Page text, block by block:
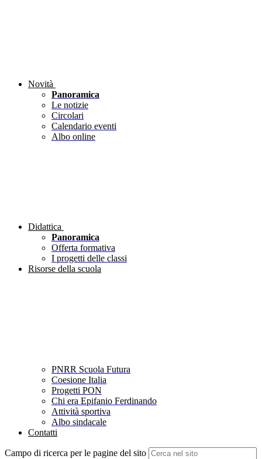
Novità
Panoramica
Le notizie
Circolari
Calendario eventi
Albo online
Didattica
Panoramica
Offerta formativa
I progetti delle classi
Risorse della scuola
PNRR Scuola Futura
Coesione Italia
Progetti PON
Chi era Epifanio Ferdinando
Attività sportiva
Albo sindacale
Contatti
Campo di ricerca per le pagine del sito